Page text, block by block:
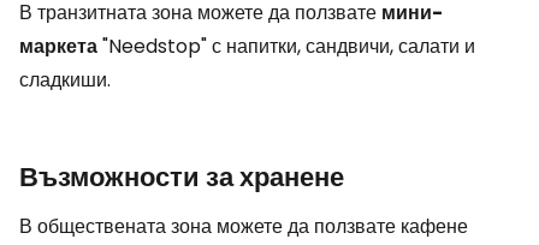
В транзитната зона можете да ползвате мини-
маркета"Needstop" с напитки, сандвичи, салати и
сладкиши.
Възможности за хранене
В обществената зона можете да ползвате кафене